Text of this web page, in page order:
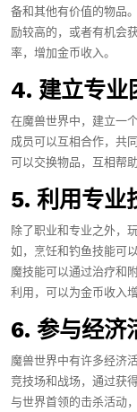
备和其他有价值的物品
励较高的，或者有机会
率，增加金币收入。
4. 建立专业
在魔兽世界中，建立一
成员可以互相合作，共
可以交换物品，互相帮
5. 利用专业
除了职业和专业之外，
如，烹饪和钓鱼技能可
魔技能可以通过治疗和
利用，可以为金币收入
6. 参与经济
魔兽世界中有许多经济
竞技场和战场，通过获
与世界首领的击杀活动